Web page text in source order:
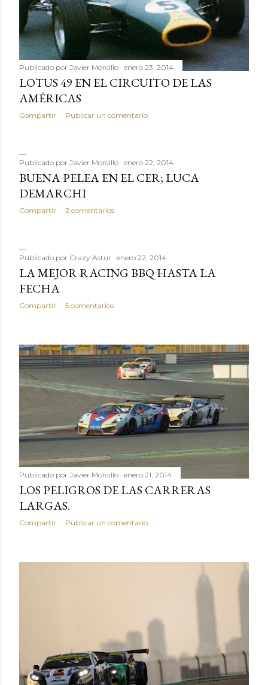
Publicado por Javier Morcillo enero 23, 2014
LOTUS 49 EN EL CIRCUITO DE LAS
AMÉRICAS
Compartir Publicar un comentario
Publicado por Javier Morcillo enero 22, 2014
BUENA PELEA EN EL CER; LUCA
DEMARCHI
Compartir 2 comentarios
Publicado por Crazy Astur enero 22, 2014
LA MEJOR RACING BBQ HASTA LA
FECHA
Compartir 5 comentarios
Publicado por Javier Morcillo enero 21, 2014
LOS PELIGROS DE LAS CARRERAS
LARGAS.
Compartir Publicar un comentario